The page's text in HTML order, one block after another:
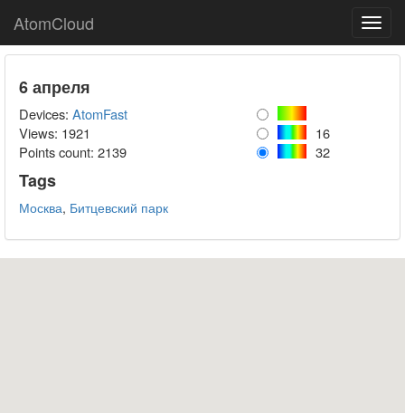
AtomCloud
6 апреля
Devices: AtomFast
Views: 1921
16
Points count: 2139 32
Tags
Москва, Битцевский парк